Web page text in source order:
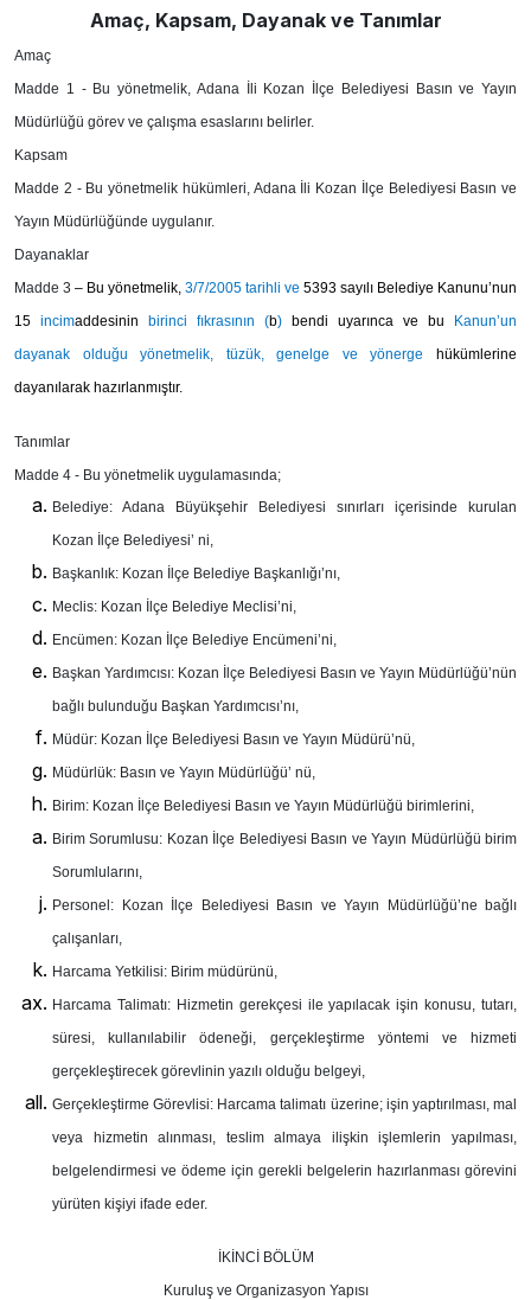
Amaç, Kapsam, Dayanak ve Tanımlar
Amaç
Madde 1 -Bu yönetmelik, Adana İli Kozan İlçe Belediyesi Basın ve Yayın
Müdürlüğü görev ve çalışma esaslarını belirler.
Kapsam
Madde 2 -Bu yönetmelik hükümleri, Adana İli Kozan İlçe Belediyesi Basın ve
Yayın Müdürlüğünde uygulanır.
Dayanaklar
Madde 3 – Bu yönetmelik, 3/7/2005 tarihli ve 5393 sayılı Belediye Kanunu’nun
15 incimaddesinin birinci fıkrasının (b) bendi uyarınca ve bu Kanun’un
dayanak olduğu yönetmelik, tüzük, genelge ve yönerge
hükümlerine
dayanılarak hazırlanmıştır.
Tanımlar
Madde 4 - Bu yönetmelik uygulamasında;
Belediye: Adana Büyükşehir Belediyesi sınırları içerisinde kurulan
Kozan İlçe Belediyesi’ ni,
Başkanlık: Kozan İlçe Belediye Başkanlığı’nı,
Meclis: Kozan İlçe Belediye Meclisi’ni,
Encümen: Kozan İlçe Belediye Encümeni’ni,
Başkan Yardımcısı: Kozan İlçe Belediyesi Basın ve Yayın Müdürlüğü’nün
bağlı bulunduğu Başkan Yardımcısı’nı,
Müdür: Kozan İlçe Belediyesi Basın ve Yayın Müdürü’nü,
Müdürlük: Basın ve Yayın Müdürlüğü’ nü,
Birim: Kozan İlçe Belediyesi Basın ve Yayın Müdürlüğü birimlerini,
Birim Sorumlusu: Kozan İlçe Belediyesi Basın ve Yayın Müdürlüğü birim
Sorumlularını,
Personel: Kozan İlçe Belediyesi Basın ve Yayın Müdürlüğü’ne bağlı
çalışanları,
Harcama Yetkilisi: Birim müdürünü,
Harcama Talimatı: Hizmetin gerekçesi ile yapılacak işin konusu, tutarı,
süresi, kullanılabilir ödeneği, gerçekleştirme yöntemi ve hizmeti
gerçekleştirecek görevlinin yazılı olduğu belgeyi,
Gerçekleştirme Görevlisi: Harcama talimatı üzerine; işin yaptırılması, mal
veya hizmetin alınması, teslim almaya ilişkin işlemlerin yapılması,
belgelendirmesi ve ödeme için gerekli belgelerin hazırlanması görevini
yürüten kişiyi ifade eder.
İKİNCİ BÖLÜM
Kuruluş ve Organizasyon Yapısı